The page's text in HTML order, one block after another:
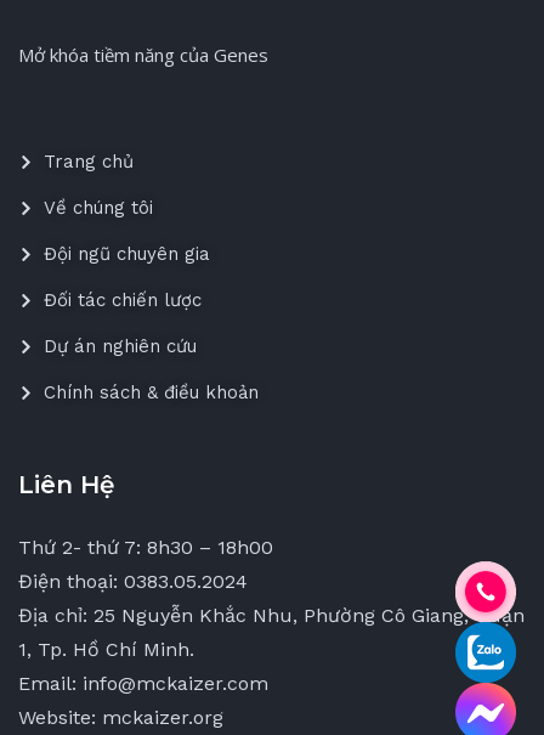
Mở khóa tiềm năng của Genes
Trang chủ
Về chúng tôi
Đội ngũ chuyên gia
Đối tác chiến lược
Dự án nghiên cứu
Chính sách & điều khoản
Liên Hệ
Thứ 2- thứ 7: 8h30 – 18h00
Điện thoại: 0383.05.2024
Địa chỉ: 25 Nguyễn Khắc Nhu, Phường Cô Giang, Quận
1, Tp. Hồ Chí Minh.
Email: info@mckaizer.com
Website: mckaizer.org